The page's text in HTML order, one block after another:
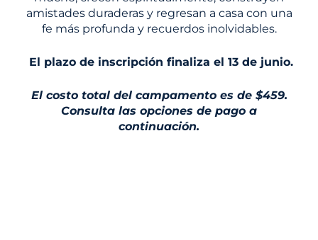
amistades duraderas y regresan a casa con una
fe más profunda y recuerdos inolvidables.
El plazo de inscripción finaliza el 13 de junio.
El costo total del campamento es de $459.
Consulta las opciones de pago a
continuación.